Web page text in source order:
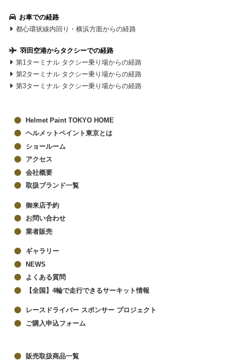
お車での経路
都心環状線内回り・横浜方面からの経路
羽田空港からタクシーでの経路
第1ターミナル タクシー乗り場からの経路
第2ターミナル タクシー乗り場からの経路
第3ターミナル タクシー乗り場からの経路
Helmet Paint TOKYO HOME
ヘルメットペイント東京とは
ショールーム
アクセス
会社概要
取扱ブランド一覧
御来店予約
お問い合わせ
業者販売
ギャラリー
NEWS
よくある質問
【全国】4輪で走行できるサーキット情報
レースドライバー スポンサー プロジェクト
ご購入申込フォーム
販売取扱商品一覧